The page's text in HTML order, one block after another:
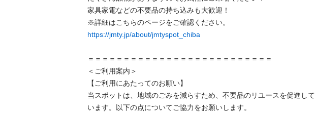
家具家電などの不要品の持ち込みも大歓迎！
https://jmty.jp/about/jmtyspot_chiba
＝＝＝＝＝＝＝＝＝＝＝＝＝＝＝＝＝＝＝＝＝＝＝＝＝＝
＜ご利用案内＞
【ご利用にあたってのお願い】
当スポットは、地域のごみを減らすため、不要品のリユースを促進して
います。以下の点についてご協力をお願いします。